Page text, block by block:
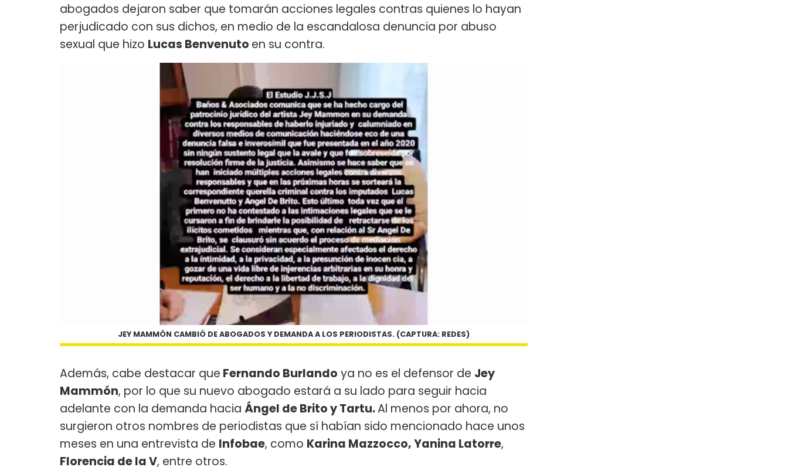
abogados dejaron saber que tomarán acciones legales contras quienes lo hayan
perjudicado con sus dichos, en medio de la escandalosa denuncia por abuso
sexual que hizo Lucas Benvenuto en su contra.
JEY MAMMÓN CAMBIÓ DE ABOGADOS Y DEMANDA A LOS PERIODISTAS. (CAPTURA: REDES)
Además, cabe destacar que Fernando Burlando ya no es el defensor de Jey
Mammón, por lo que su nuevo abogado estará a su lado para seguir hacia
adelante con la demanda hacia Ángel de Brito y Tartu.Al menos por ahora, no
surgieron otros nombres de periodistas que sí habían sido mencionado hace unos
meses en una entrevista de Infobae, como Karina Mazzocco, Yanina Latorre,
Florencia de la V, entre otros.